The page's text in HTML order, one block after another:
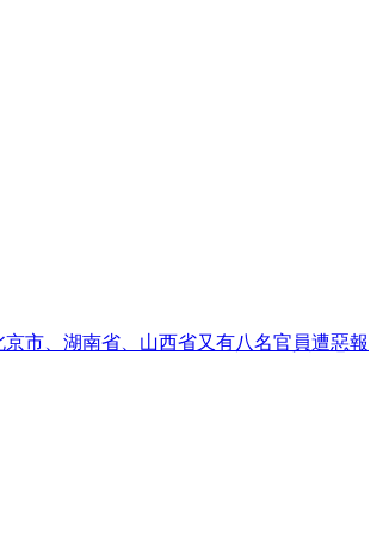
市、湖南省、山西省又有八名官員遭惡報